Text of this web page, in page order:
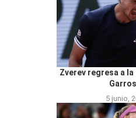
Zverev regresa a la
5 junio,